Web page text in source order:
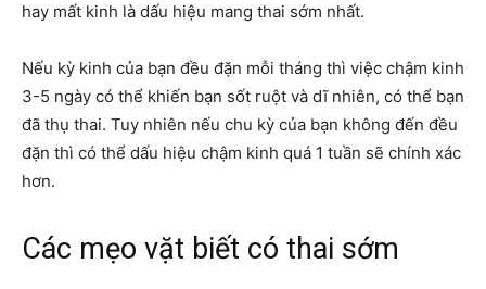
hay mất kinh là dấu hiệu mang thai sớm nhất.
Nếu kỳ kinh của bạn đều đặn mỗi tháng thì việc chậm kinh
3-5 ngày có thể khiến bạn sốt ruột và dĩ nhiên, có thể bạn
đã thụ thai. Tuy nhiên nếu chu kỳ của bạn không đến đều
đặn thì có thể dấu hiệu chậm kinh quá 1 tuần sẽ chính xác
hơn.
Các mẹo vặt biết có thai sớm